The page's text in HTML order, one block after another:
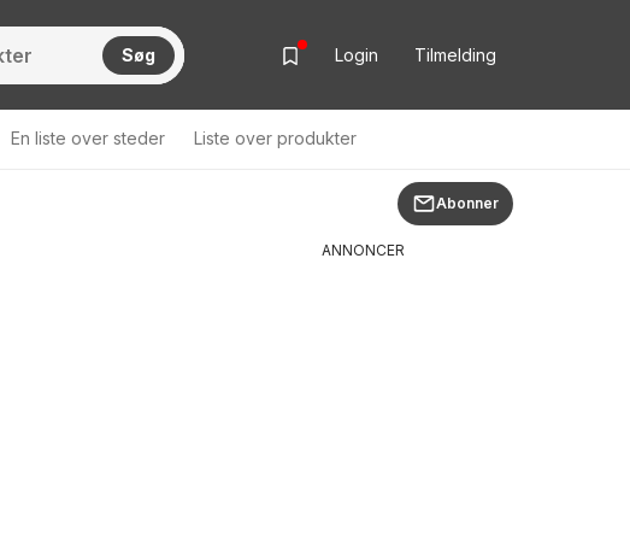
Søg Login Tilmelding
En liste over steder Liste over produkter
Abonner
ANNONCER